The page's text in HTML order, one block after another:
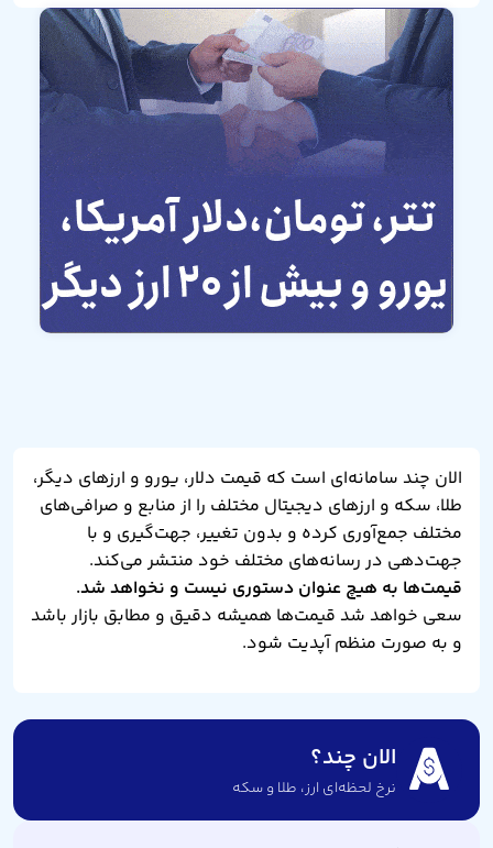
الان چند سامانه‌ای است که قیمت دلار، یورو و ارزهای دیگر،
طلا، سکه و ارزهای دیجیتال مختلف را از منابع و صرافی‌های
مختلف جمع‌آوری کرده و بدون تغییر، جهت‌گیری و با
جهت‌دهی در رسانه‌های مختلف خود منتشر می‌کند.
قیمت‌ها به هیچ عنوان دستوری نیست و نخواهد شد.
سعی خواهد شد قیمت‌ها همیشه دقیق و مطابق بازار باشد
و به صورت منظم آپدیت شود.
الان چند؟
نرخ لحظه‌ای ارز،‌ طلا و سکه